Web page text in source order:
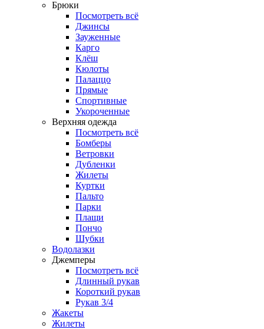
Брюки
Посмотреть всё
Джинсы
Зауженные
Карго
Клёш
Кюлоты
Палаццо
Прямые
Спортивные
Укороченные
Верхняя одежда
Посмотреть всё
Бомберы
Ветровки
Дубленки
Жилеты
Куртки
Пальто
Парки
Плащи
Пончо
Шубки
Водолазки
Джемперы
Посмотреть всё
Длинный рукав
Короткий рукав
Рукав 3/4
Жакеты
Жилеты